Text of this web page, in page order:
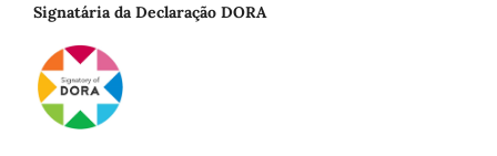
Signatária da Declaração DORA